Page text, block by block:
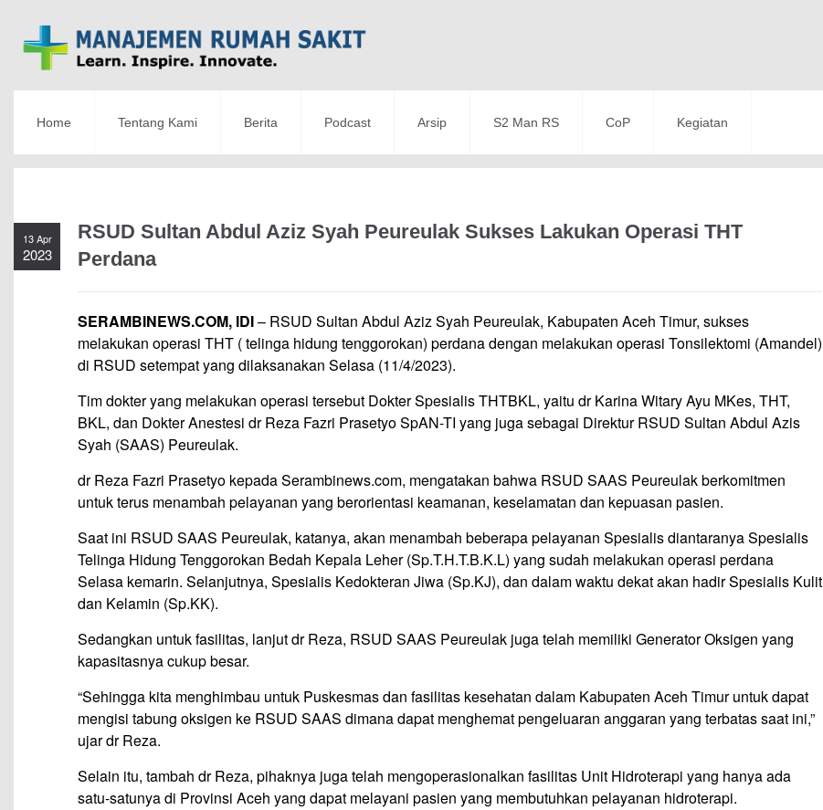
Home Tentang Kami Berita Podcast Arsip S2 Man RS CoP Kegiatan
13 Apr
2023
RSUD Sultan Abdul Aziz Syah Peureulak Sukses Lakukan Operasi THT
Perdana
SERAMBINEWS.COM, IDI– RSUD Sultan Abdul Aziz Syah Peureulak, Kabupaten Aceh Timur, sukses
melakukan operasi THT ( telinga hidung tenggorokan) perdana dengan melakukan operasi Tonsilektomi (Amandel)
di RSUD setempat yang dilaksanakan Selasa (11/4/2023).
Tim dokter yang melakukan operasi tersebut Dokter Spesialis THTBKL, yaitu dr Karina Witary Ayu MKes, THT,
BKL, dan Dokter Anestesi dr Reza Fazri Prasetyo SpAN-TI yang juga sebagai Direktur RSUD Sultan Abdul Azis
Syah (SAAS) Peureulak.
dr Reza Fazri Prasetyo kepada Serambinews.com, mengatakan bahwa RSUD SAAS Peureulak berkomitmen
untuk terus menambah pelayanan yang berorientasi keamanan, keselamatan dan kepuasan pasien.
Saat ini RSUD SAAS Peureulak, katanya, akan menambah beberapa pelayanan Spesialis diantaranya Spesialis
Telinga Hidung Tenggorokan Bedah Kepala Leher (Sp.T.H.T.B.K.L) yang sudah melakukan operasi perdana
Selasa kemarin. Selanjutnya, Spesialis Kedokteran Jiwa (Sp.KJ), dan dalam waktu dekat akan hadir Spesialis Kulit
dan Kelamin (Sp.KK).
Sedangkan untuk fasilitas, lanjut dr Reza, RSUD SAAS Peureulak juga telah memiliki Generator Oksigen yang
kapasitasnya cukup besar.
“Sehingga kita menghimbau untuk Puskesmas dan fasilitas kesehatan dalam Kabupaten Aceh Timur untuk dapat
mengisi tabung oksigen ke RSUD SAAS dimana dapat menghemat pengeluaran anggaran yang terbatas saat ini,”
ujar dr Reza.
Selain itu, tambah dr Reza, pihaknya juga telah mengoperasionalkan fasilitas Unit Hidroterapi yang hanya ada
satu-satunya di Provinsi Aceh yang dapat melayani pasien yang membutuhkan pelayanan hidroterapi.